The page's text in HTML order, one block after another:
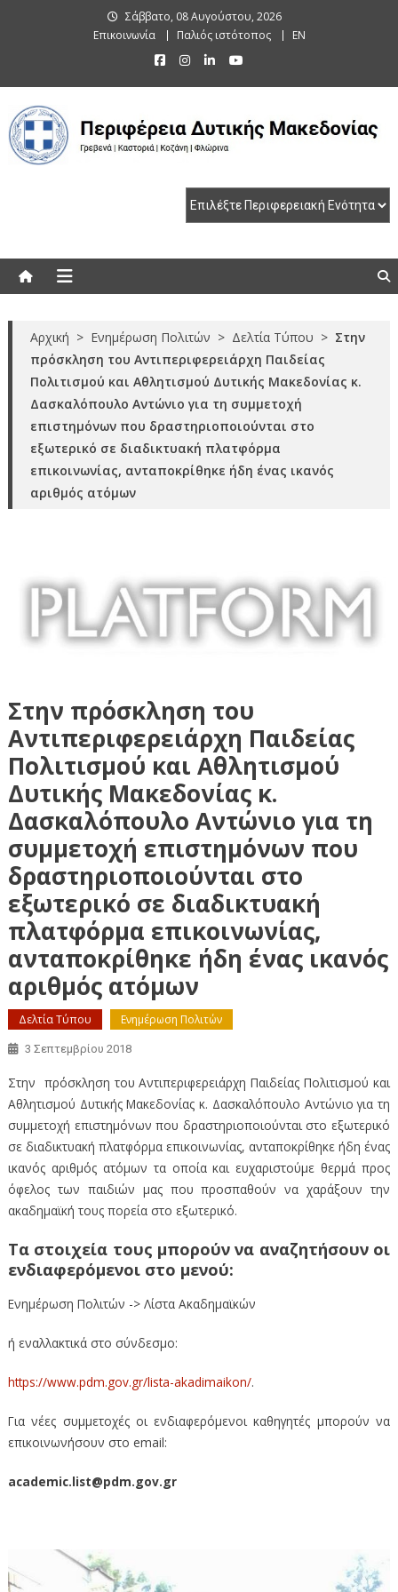
Σάββατο, 08 Αυγούστου, 2026
Επικοινωνία
Παλιός ιστότοπος EN
Αρχική > Ενημέρωση Πολιτών > Δελτία Τύπου > Στην
πρόσκληση του Αντιπεριφερειάρχη Παιδείας
Πολιτισμού και Αθλητισμού Δυτικής Μακεδονίας κ.
Δασκαλόπουλο Αντώνιο για τη συμμετοχή
επιστημόνων που δραστηριοποιούνται στο
εξωτερικό σε διαδικτυακή πλατφόρμα
επικοινωνίας, ανταποκρίθηκε ήδη ένας ικανός
αριθμός ατόμων
Στην πρόσκληση του
Αντιπεριφερειάρχη Παιδείας
Πολιτισμού και Αθλητισμού
Δυτικής Μακεδονίας κ.
Δασκαλόπουλο Αντώνιο για τη
συμμετοχή επιστημόνων που
δραστηριοποιούνται στο
εξωτερικό σε διαδικτυακή
πλατφόρμα επικοινωνίας,
ανταποκρίθηκε ήδη ένας ικανός
αριθμός ατόμων
Δελτία Τύπου Ενημέρωση Πολιτών
3 Σεπτεμβρίου 2018
Στην πρόσκληση του Αντιπεριφερειάρχη Παιδείας Πολιτισμού και
Αθλητισμού Δυτικής Μακεδονίας κ. Δασκαλόπουλο Αντώνιο για τη
συμμετοχή επιστημόνων που δραστηριοποιούνται στο εξωτερικό
σε διαδικτυακή πλατφόρμα επικοινωνίας, ανταποκρίθηκε ήδη ένας
ικανός αριθμός ατόμων τα οποία και ευχαριστούμε θερμά προς
όφελος των παιδιών μας που προσπαθούν να χαράξουν την
ακαδημαϊκή τους πορεία στο εξωτερικό.
Τα στοιχεία τους μπορούν να αναζητήσουν οι
ενδιαφερόμενοι στο μενού:
Ενημέρωση Πολιτών -> Λίστα Ακαδημαϊκών
ή εναλλακτικά στο σύνδεσμο:
https://www.pdm.gov.gr/lista-akadimaikon/.
Για νέες συμμετοχές οι ενδιαφερόμενοι καθηγητές μπορούν να
επικοινωνήσουν στο email:
academic.list@pdm.gov.gr